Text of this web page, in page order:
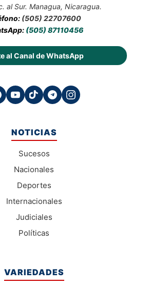
al Sur. Managua, Nicaragua.
(505) 22707600
(505) 87110456
al Canal de WhatsApp
NOTICIAS
Sucesos
Nacionales
Deportes
Internacionales
Judiciales
Políticas
VARIEDADES